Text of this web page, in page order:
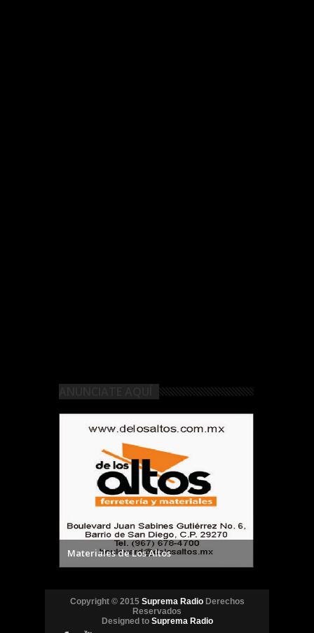
Materiales de Los Altos
Copyright © 2015 Suprema Radio Derechos
Reservados
Designed to Suprema Radio